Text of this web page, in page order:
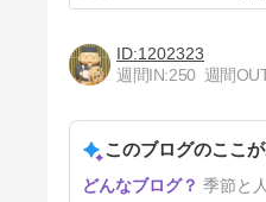
ステテコ（令和８年７月
～８月１日掲載分）
1202323
週間IN:250 週間
このブログのここ
季節と